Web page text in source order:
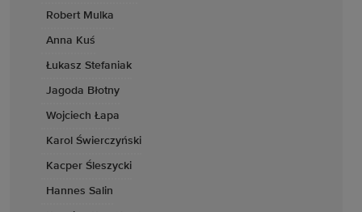
Robert Mulka
Anna Kuś
Łukasz Stefaniak
Jagoda Błotny
Wojciech Łapa
Karol Świerczyński
Kacper Śleszycki
Hannes Salin